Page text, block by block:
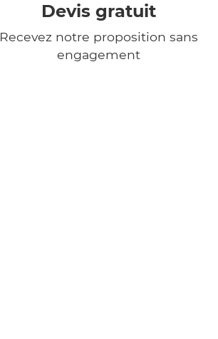
Devis gratuit
Recevez notre proposition sans
engagement